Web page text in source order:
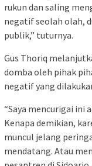
rukun dan saling
negatif seolah olah,
publik,” tuturnya.
Gus Thoriq
domba oleh pihak
negatif yang
“Saya mencurigai ini
Kenapa demikian,
muncul jelang
mendatang. Atau